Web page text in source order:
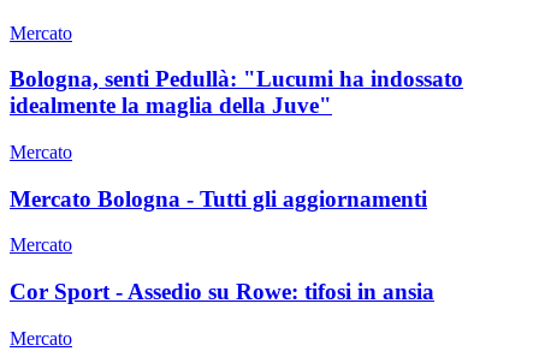
Mercato
Bologna, senti Pedullà: "Lucumi ha indossato
idealmente la maglia della Juve"
Mercato
Mercato Bologna - Tutti gli aggiornamenti
Mercato
Cor Sport - Assedio su Rowe: tifosi in ansia
Mercato